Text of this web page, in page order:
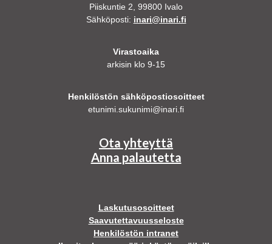
Piiskuntie 2, 99800 Ivalo
Sähköposti: inari@inari.fi
Virastoaika
arkisin klo 9-15
Henkilöstön sähköpostiosoitteet
etunimi.sukunimi@inari.fi
Ota yhteyttä
Anna palautetta
Laskutusosoitteet
Saavutettavuusseloste
Henkilöstön intranet